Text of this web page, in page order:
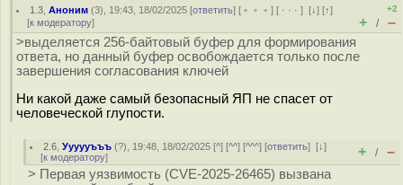
1.3 ,Аноним (3), 19:43, 18/02/2025 [ответить] [ ﹢﹢﹢] [ · · ·][↓] [↑]
[к модератору]
+2
+ / –
>выделяется 256-байтовый буфер для формирования
ответа, но данный буфер освобождается только после
завершения согласования ключей
Ни какой даже самый безопасный ЯП не спасет от
человеческой глупости.
2.6 ,Уууууъъъ (?), 19:48, 18/02/2025 [^] [^^] [^^^] [ответить][↓]
[к модератору] + / –
> Первая уязвимость (CVE-2025-26465) вызвана